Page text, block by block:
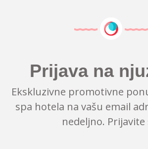
Prijava na
Ekskluzivne promotivne
spa hotela na vašu email
nedeljno. Prijavite